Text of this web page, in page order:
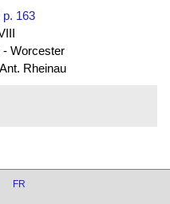
p. 163
- Worcester
Rheinau
FR